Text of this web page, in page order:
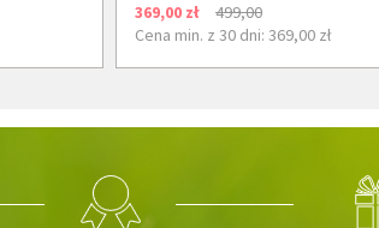
369,00 zł
499,00
Cena min. z 30 dni: 369,00 zł